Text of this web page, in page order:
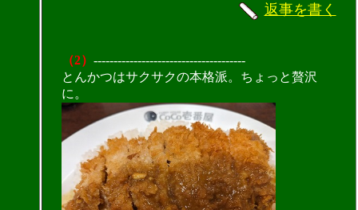
返事を書く
（2） --------------------------------------
とんかつはサクサクの本格派。ちょっと贅沢
に。